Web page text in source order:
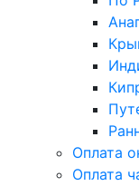
Оплата
Оплата